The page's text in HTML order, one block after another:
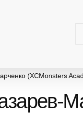
(XCMonsters